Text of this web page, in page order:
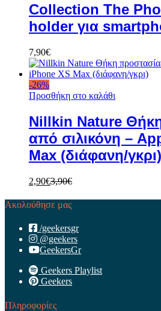
Collection The
holder για
7,90€
-26%
Προσθήκη στο καλάθι
Nillkin Nature
από σιλικόνη –
Max (διάφανη/γκρι)
2,90€3,90€
Ακολούθησε μας
/geekersgr
@geekers
GeekersGr
Geekers Playlist
Geekers
Πληροφορίες